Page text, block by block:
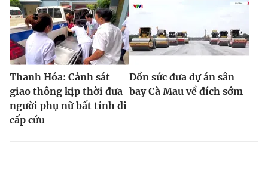
Thanh Hóa: Cảnh sát
giao thông kịp thời đưa
người phụ nữ bất tỉnh đi
cấp cứu
Dồn sức đưa dự án sân
bay Cà Mau về đích sớm